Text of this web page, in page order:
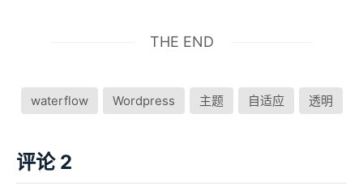
THE END
waterflow Wordpress 主题 自适应 透明
评论 2